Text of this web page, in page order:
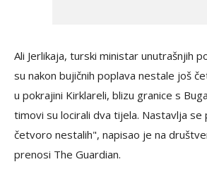
Ali Jerlikaja, turski ministar unutrašnjih
su nakon bujičnih poplava nestale još
u pokrajini Kirklareli, blizu granice s
timovi su locirali dva tijela. Nastavlja
četvoro nestalih", napisao je na
prenosi The Guardian.